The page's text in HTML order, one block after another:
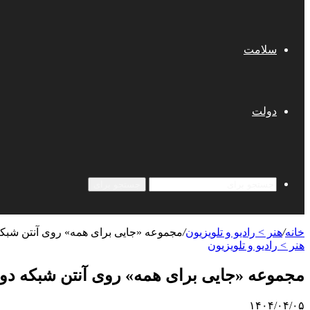
سلامت
دولت
خانه/هنر > رادیو و تلویزیون/مجموعه «جایی برای همه» روی آنتن
هنر > رادیو و تلویزیون
مجموعه «جایی برای همه» روی آنتن شبکه
۱۴۰۴/۰۴/۰۵